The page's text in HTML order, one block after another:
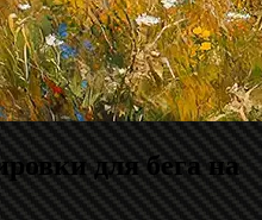
для бега на